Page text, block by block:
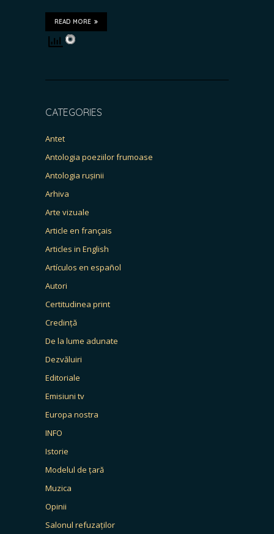
READ MORE
CATEGORIES
Antet
Antologia poeziilor frumoase
Antologia rușinii
Arhiva
Arte vizuale
Article en français
Articles in English
Artículos en español
Autori
Certitudinea print
Credință
De la lume adunate
Dezvăluiri
Editoriale
Emisiuni tv
Europa nostra
INFO
Istorie
Modelul de țară
Muzica
Opinii
Salonul refuzaților